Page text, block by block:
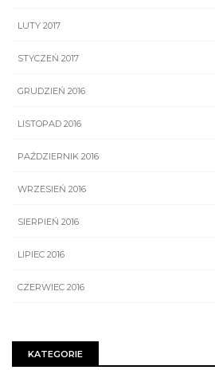
LUTY 2017
STYCZEŃ 2017
GRUDZIEŃ 2016
LISTOPAD 2016
PAŹDZIERNIK 2016
WRZESIEŃ 2016
SIERPIEŃ 2016
LIPIEC 2016
CZERWIEC 2016
KATEGORIE